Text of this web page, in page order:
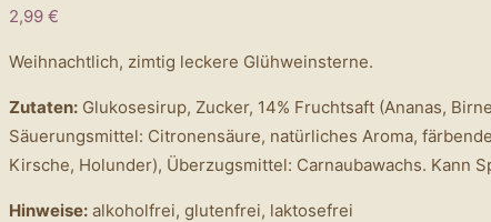
2,99 €
Weihnachtlich, zimtig leckere Glühweinsterne.
Zutaten: Glukosesirup, Zucker, 14% Fruchtsaft (Ananas,
Säuerungsmittel: Citronensäure, natürliches Aroma,
Kirsche, Holunder), Überzugsmittel: Carnaubawachs. Kann
Hinweise: alkoholfrei, glutenfrei, laktosefrei